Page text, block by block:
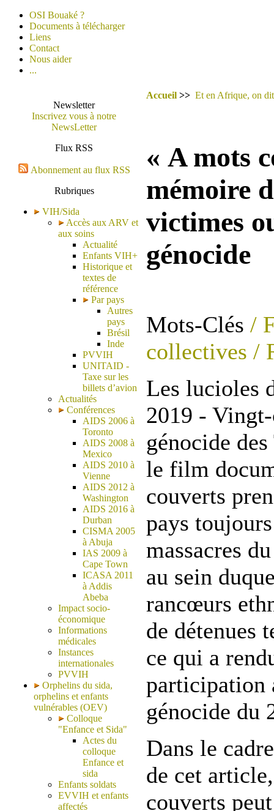
OSI Bouaké ?
Documents à télécharger
Liens
Contact
Nous aider
...
Newsletter
Inscrivez vous à notre
NewsLetter
Flux RSS
Abonnement au flux RSS
Rubriques
VIH/Sida
Accès aux ARV et
aux soins
Actualité
Enfants VIH+
Historique et
textes de
référence
Par pays
Autres
pays
Brésil
Inde
PVVIH
UNITAID -
Taxe sur les
billets d’avion
Actualités
Conférences
AIDS 2006 à
Toronto
AIDS 2008 à
Mexico
AIDS 2010 à
Vienne
AIDS 2012 à
Washington
AIDS 2016 à
Durban
CISMA 2005
à Abuja
IAS 2009 à
Cape Town
ICASA 2011
à Addis
Abeba
Impact socio-
économique
Informations
médicales
Instances
internationales
PVVIH
Orphelins du sida,
orphelins et enfants
vulnérables (OEV)
Colloque
"Enfance et Sida"
Actes du
colloque
Enfance et
sida
Enfants soldats
EVVIH et enfants
affectés
Accueil >> Et en Afrique, on
« A mots
mémoire
victimes
génocide
Mots-Clés /
collectives /
Les lucioles
2019 -
génocide
le film
couverts
pays
massacres
au sein
rancœurs
de détenues
ce qui a
participation
génocide du
Dans le
de cet
couverts